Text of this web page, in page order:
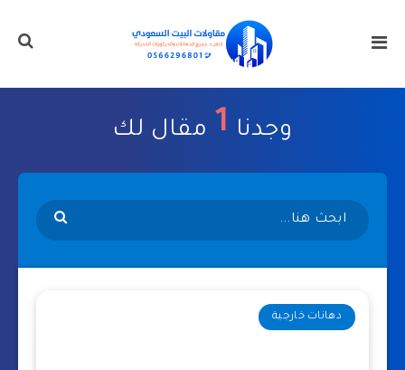
وجدنا 1 مقال لك
دهانات خارجية